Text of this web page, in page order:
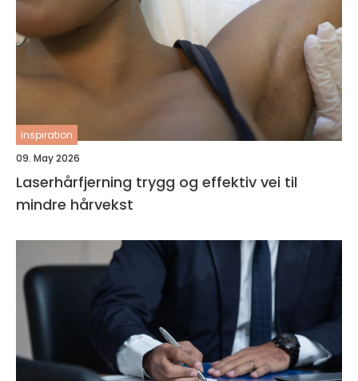
inspiration
09. May 2026
Laserhårfjerning trygg og effektiv vei til
mindre hårvekst